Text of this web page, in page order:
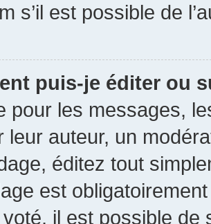
s’il est possible de
puis-je éditer ou
pour les messages,
leur auteur, un
éditez tout
est
il est possible de